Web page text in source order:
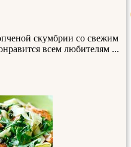
скумбрии со свежим
всем любителям ...